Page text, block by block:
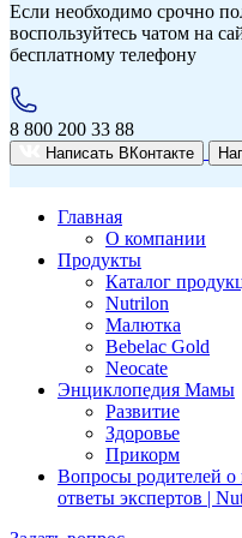
Если необходимо срочно
воспользуйтесь чатом на
бесплатному телефону
8 800 200 33 88
Написать ВКонтакте
Главная
О компании
Продукты
Каталог
Nutrilon
Малютка
Bebelac Gold
Neocate
Энциклопедия Мамы
Развитие
Здоровье
Прикорм
Вопросы родителей
ответы экспертов |